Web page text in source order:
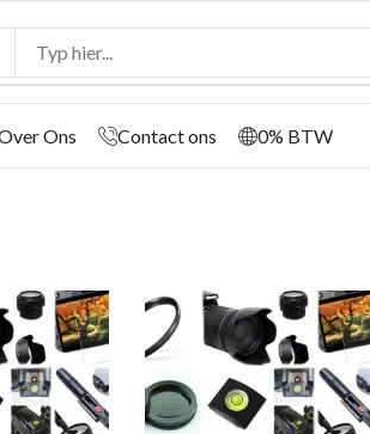
Ons Contact ons 0% BTW